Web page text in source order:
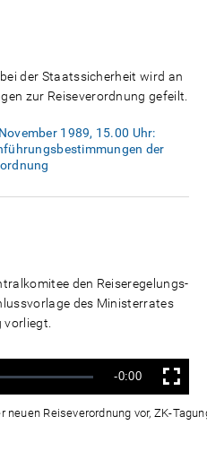
der Staatssicherheit wird an
zur Reiseverordnung gefeilt.
1989, 15.00 Uhr:
der
den Reiseregelungs-
des Ministerrates
vorliegt.
Verbleibende
Zeit
-0:00 Vollbild
neuen Reiseverordnung vor, ZK-